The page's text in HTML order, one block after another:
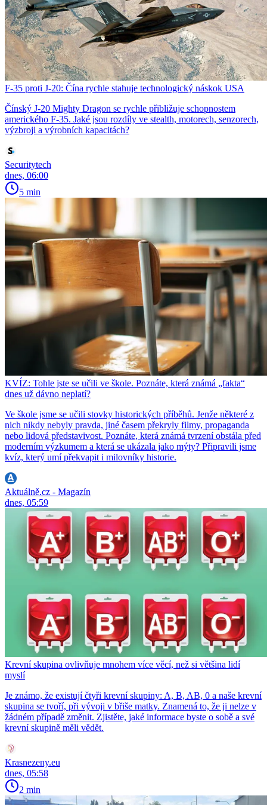
F-35 proti J-20: Čína rychle stahuje technologický náskok USA
Čínský J-20 Mighty Dragon se rychle přibližuje schopnostem
amerického F-35. Jaké jsou rozdíly ve stealth, motorech, senzorech,
výzbroji a výrobních kapacitách?
Securitytech
dnes, 06:00
5 min
KVÍZ: Tohle jste se učili ve škole. Poznáte, která známá „fakta“
dnes už dávno neplatí?
Ve škole jsme se učili stovky historických příběhů. Jenže některé z
nich nikdy nebyly pravda, jiné časem překryly filmy, propaganda
nebo lidová představivost. Poznáte, která známá tvrzení obstála před
moderním výzkumem a která se ukázala jako mýty? Připravili jsme
kvíz, který umí překvapit i milovníky historie.
Aktuálně.cz - Magazín
dnes, 05:59
Krevní skupina ovlivňuje mnohem více věcí, než si většina lidí
myslí
Je známo, že existují čtyři krevní skupiny: A, B, AB, 0 a naše krevní
skupina se tvoří, při vývoji v břiše matky. Znamená to, že ji nelze v
žádném případě změnit. Zjistěte, jaké informace byste o sobě a své
krevní skupině měli vědět.
Krasnezeny.eu
dnes, 05:58
2 min